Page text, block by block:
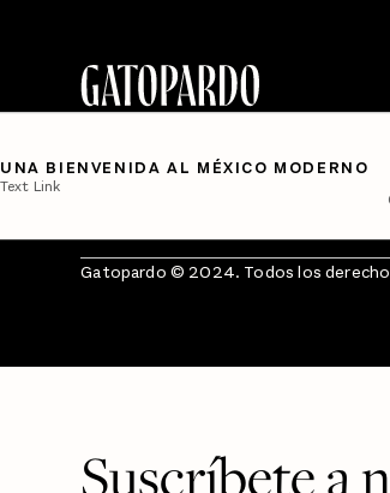
UNA BIENVENIDA AL MÉXICO MODERNO
Text Link
Gatopardo © 2024. Todos los
Suscríbete a